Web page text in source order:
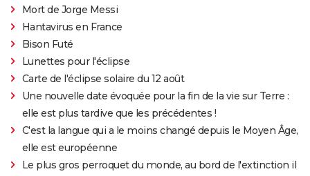
Mort de Jorge Messi
Hantavirus en France
Bison Futé
Lunettes pour l'éclipse
Carte de l'éclipse solaire du 12 août
Une nouvelle date évoquée pour la fin de la vie sur Terre :
elle est plus tardive que les précédentes !
C'est la langue qui a le moins changé depuis le Moyen Âge,
elle est européenne
Le plus gros perroquet du monde, au bord de l'extinction il